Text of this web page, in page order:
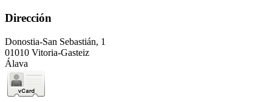
Dirección
Donostia-San Sebastián, 1
01010 Vitoria-Gasteiz
Álava